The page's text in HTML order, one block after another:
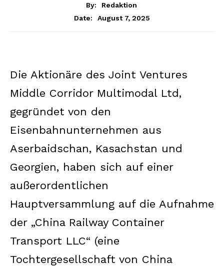
By:
Redaktion
Date:
August 7, 2025
Die Aktionäre des Joint Ventures
Middle Corridor Multimodal Ltd,
gegründet von den
Eisenbahnunternehmen aus
Aserbaidschan, Kasachstan und
Georgien, haben sich auf einer
außerordentlichen
Hauptversammlung auf die Aufnahme
der „China Railway Container
Transport LLC“ (eine
Tochtergesellschaft von China